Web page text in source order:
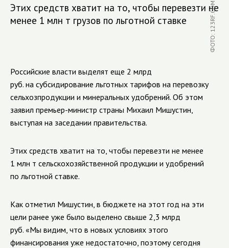
Этих средств хватит на то, чтобы перевезти не
менее 1 млн т грузов по льготной ставке
ФОТО: 123RF.COM
Российские власти выделят еще 2 млрд
руб. на субсидирование льготных тарифов на перевозку
сельхозпродукции и минеральных удобрений. Об этом
заявил премьер-министр страны Михаил Мишустин,
выступая на заседании правительства.
Этих средств хватит на то, чтобы перевезти не менее
1 млн т сельскохозяйственной продукции и удобрений
по льготной ставке.
Как отметил Мишустин, в бюджете на этот год на эти
цели ранее уже было выделено свыше 2,3 млрд
руб. «Мы видим, что в новых условиях этого
финансирования уже недостаточно, поэтому сегодня